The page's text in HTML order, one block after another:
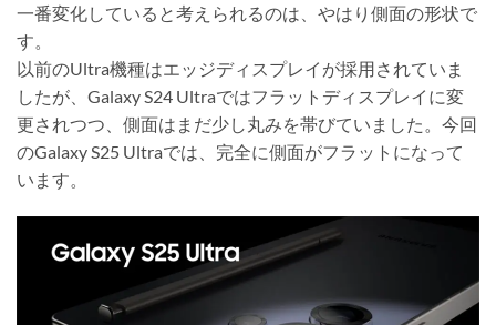
一番変化していると考えられるのは、やはり側面の形状で
す。
以前のUltra機種はエッジディスプレイが採用されていま
したが、Galaxy S24 Ultraではフラットディスプレイに変
更されつつ、側面はまだ少し丸みを帯びていました。今回
のGalaxy S25 Ultraでは、完全に側面がフラットになって
います。